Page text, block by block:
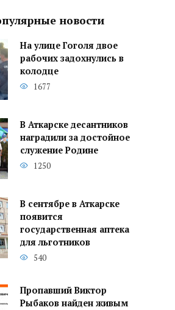
новости
На улице Гоголя двое
рабочих задохнулись в
колодце
1677
В Аткарске десантников
наградили за достойное
служение Родине
1250
В сентябре в Аткарске
появится
государственная аптека
для льготников
540
Пропавший Виктор
Рыбаков найден живым